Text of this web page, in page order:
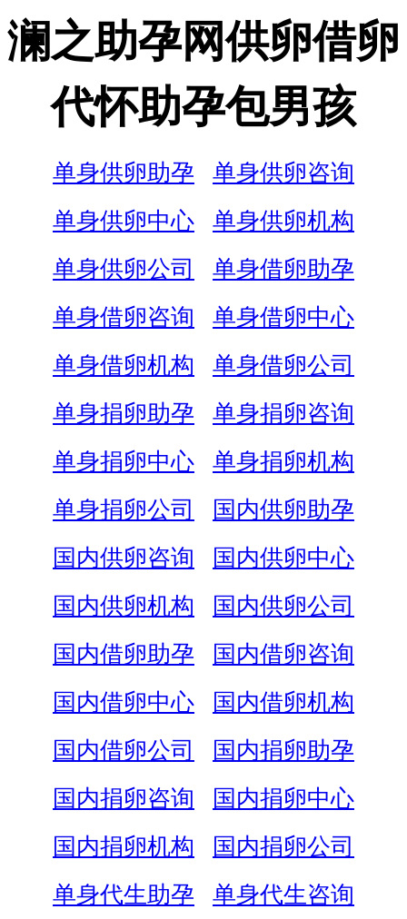
澜之助孕网供卵借卵
代怀助孕包男孩
单身供卵助孕
单身供卵咨询
单身供卵中心
单身供卵机构
单身供卵公司
单身借卵助孕
单身借卵咨询
单身借卵中心
单身借卵机构
单身借卵公司
单身捐卵助孕
单身捐卵咨询
单身捐卵中心
单身捐卵机构
单身捐卵公司
国内供卵助孕
国内供卵咨询
国内供卵中心
国内供卵机构
国内供卵公司
国内借卵助孕
国内借卵咨询
国内借卵中心
国内借卵机构
国内借卵公司
国内捐卵助孕
国内捐卵咨询
国内捐卵中心
国内捐卵机构
国内捐卵公司
单身代生助孕
单身代生咨询